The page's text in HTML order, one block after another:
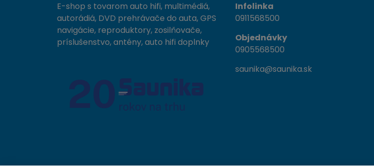
E-shop s tovarom auto hifi, multimédiá,
autorádiá, DVD prehrávače do auta, GPS
navigácie, reproduktory, zosilňovače,
príslušenstvo, antény, auto hifi doplnky
Infolinka
0911568500
Objednávky
0905568500
saunika@saunika.sk